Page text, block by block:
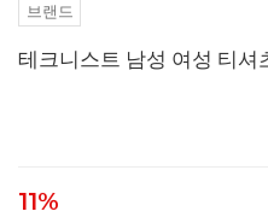
브랜드
테크니스트 남성 여성 티
11%